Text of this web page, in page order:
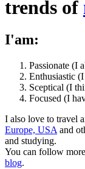
trends of
I'am:
Passionate (I
Enthusiastic
Sceptical (I
Focused (I
I also love to travel
Europe, USA and
and studying.
You can follow
blog.